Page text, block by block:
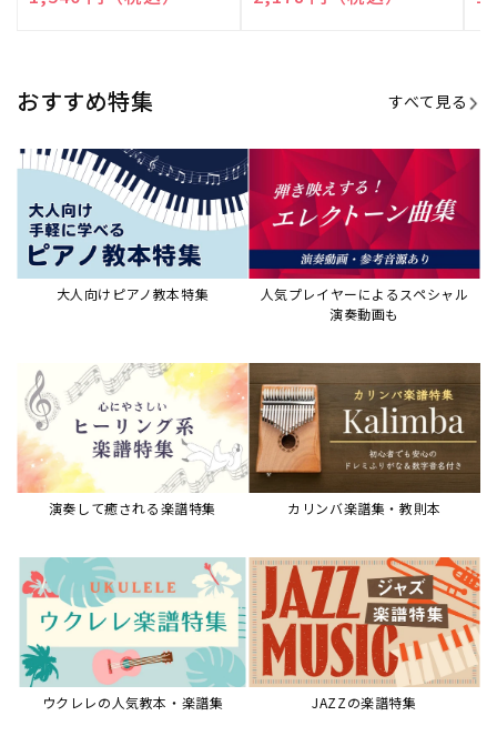
おすすめ特集 すべて見る
大人向けピアノ教本特集
人気プレイヤーによるスペシャル
演奏動画も
演奏して癒される楽譜特集 カリンバ楽譜集・教則本
ウクレレの人気教本・楽譜集 JAZZの楽譜特集